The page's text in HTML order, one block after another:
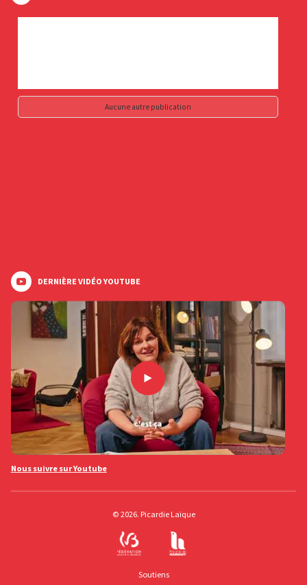
Aucune autre publication
DERNIÈRE VIDÉO YOUTUBE
Nous suivre sur Youtube
© 2026. Picardie Laïque
Soutiens